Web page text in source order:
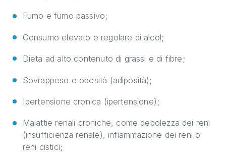
Fumo e fumo passivo;
Consumo elevato e regolare di alcol;
Dieta ad alto contenuto di grassi e di fibre;
Sovrappeso e obesità (adiposità);
Ipertensione cronica (ipertensione);
Malattie renali croniche, come debolezza dei reni
(insufficienza renale), infiammazione dei reni o
reni cistici;